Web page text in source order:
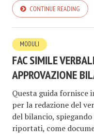
CONTINUE READING
MODULI
FAC SIMILE
APPROVAZIONE
Questa guida fornisce
per la redazione del
del bilancio,
riportati, come